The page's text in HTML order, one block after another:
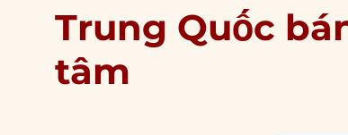
Trung Quốc
tâm